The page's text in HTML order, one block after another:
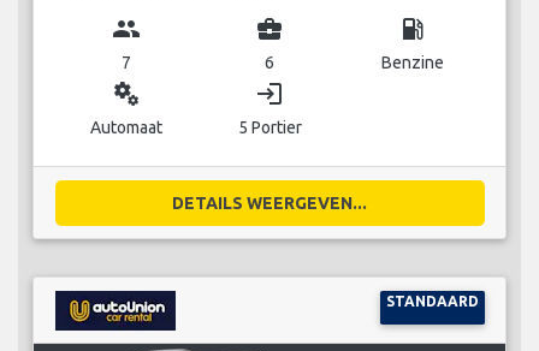
group
7
business_center
6
local_gas_station
Benzine
miscellaneous_services
Automaat
login
5 Portier
DETAILS WEERGEVEN...
STANDAARD